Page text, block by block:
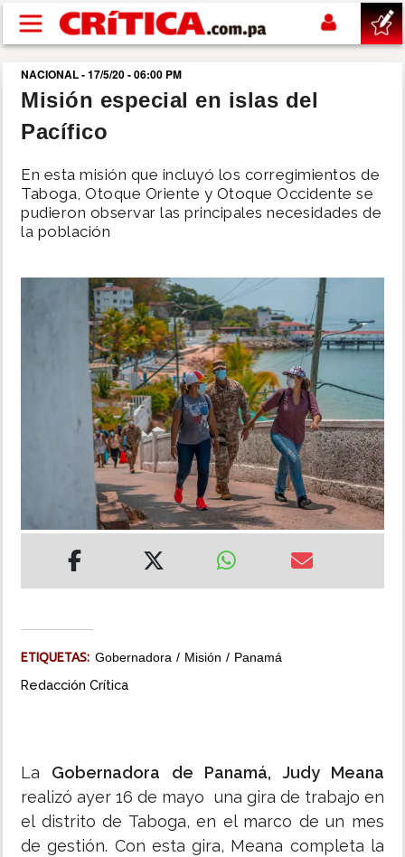
Pasar al contenido principal
buscar
SUCESOS
NACIONAL
POLÍTICA
NACIONAL - 17/5/20 - 06:00 PM
Misión especial en islas del
Pacífico
En esta misión que incluyó los corregimientos de
Taboga, Otoque Oriente y Otoque Occidente se
pudieron observar las principales necesidades de
la población
ETIQUETAS: Gobernadora Misión Panamá
Redacción Crítica
La Gobernadora de Panamá, Judy Meana
realizó ayer 16 de mayo una gira de trabajo en
el distrito de Taboga, en el marco de un mes
de gestión. Con esta gira, Meana completa la